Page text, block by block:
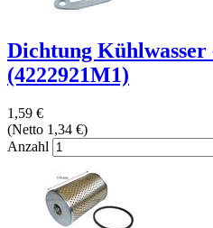
Dichtung Kühlwasser
(4222921M1)
1,59 €
(Netto 1,34 €)
Anzahl